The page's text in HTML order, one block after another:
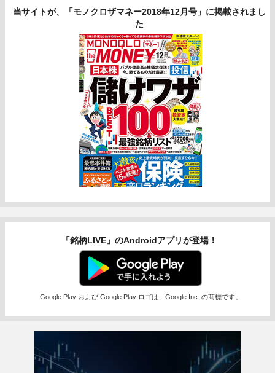
当サイトが、「モノクロザマネー2018年12月号」に掲載されまし
た
「銘柄LIVE」のAndroidアプリが登場！
Google Play および Google Play ロゴは、Google Inc. の商標です。